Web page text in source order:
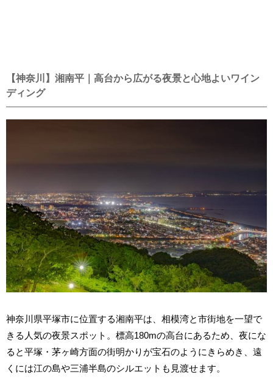
【神奈川】湘南平｜高台から広がる夜景と心地よいワイン
ディング
神奈川県平塚市に位置する湘南平は、相模湾と市街地を一望で
きる人気の夜景スポット。標高180mの高台にあるため、夜にな
ると平塚・茅ヶ崎方面の街明かりが宝石のようにきらめき、遠
くには江の島や三浦半島のシルエットも見渡せます。